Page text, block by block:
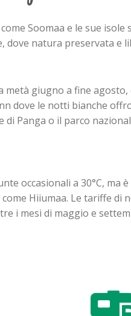
Soomaa e le sue isole
dove natura preservata e
metà giugno a fine
dove le notti bianche
Panga o il parco
occasionali a 30°C,
Hiiumaa. Le tariffe di
i mesi di maggio e